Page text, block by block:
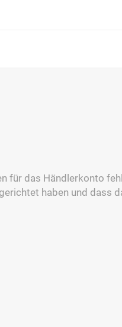
für das Händlerkonto
haben und dass